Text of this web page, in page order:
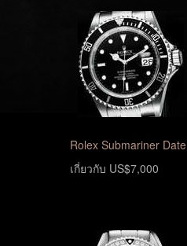
Rolex Submariner Date
เกี่ยวกับ US$7,000